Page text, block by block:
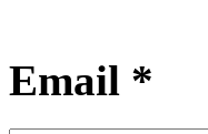
Email *